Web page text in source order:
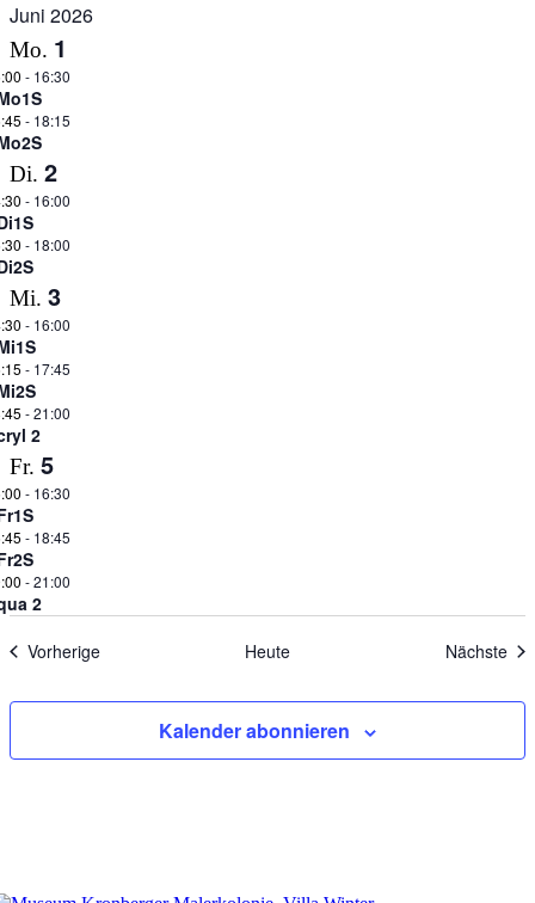
Juni 2026
Mo. 1
- 16:30
- 18:15
Di. 2
- 16:00
- 18:00
Mi. 3
- 16:00
- 17:45
-21:00
2
Fr. 5
- 16:30
- 18:45
-21:00
2
VorherigeVeranstaltungen Heute Nächste
Kalender abonnieren